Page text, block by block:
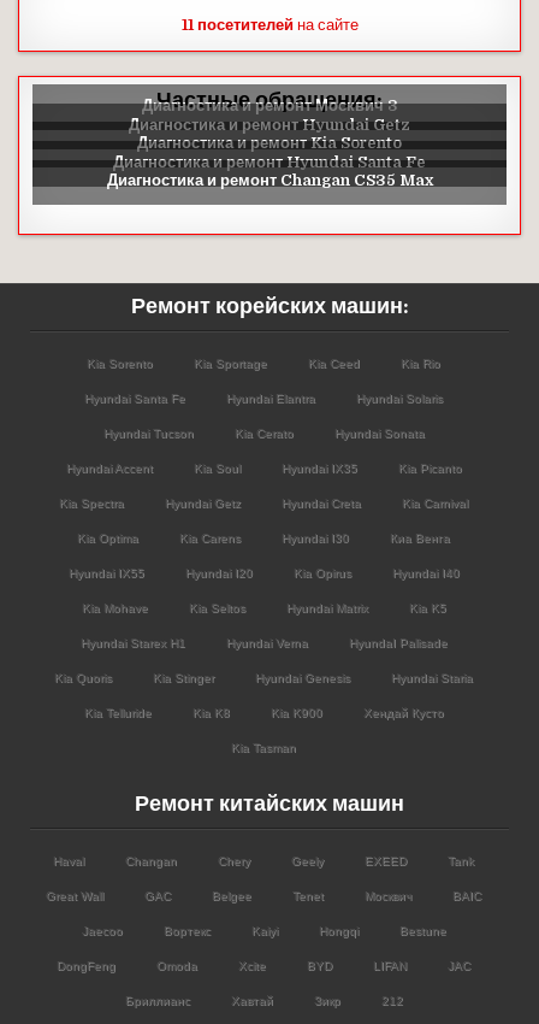
11 посетителейна сайте
Частные обращения:
Ремонт корейских машин:
Kia Sorento Kia Sportage Kia Ceed Kia Rio
Hyundai Santa Fe Hyundai Elantra Hyundai Solaris
Hyundai Tucson Kia Cerato Hyundai Sonata
Hyundai Accent Kia Soul Hyundai IX35 Kia Picanto
Kia Spectra Hyundai Getz Hyundai Creta Kia Carnival
Kia Optima Kia Carens Hyundai I30 Киа Венга
Hyundai IX55 Hyundai I20 Kia Opirus Hyundai I40
Kia Mohave Kia Seltos Hyundai Matrix Kia K5
Hyundai Starex H1 Hyundai Verna HyundaI Palisade
Kia Quoris Kia Stinger Hyundai Genesis Hyundai Staria
Kia Telluride Kia K8 Kia K900 Хендай Кусто
Kia Tasman
Ремонт китайских машин
Haval Changan Chery Geely EXEED Tank
Great Wall GAC Belgee Tenet Москвич BAIC
Jaecoo Вортекс Kaiyi Hongqi Bestune
DongFeng Omoda Xcite BYD LIFAN JAC
Бриллианс Хавтай Зикр 212